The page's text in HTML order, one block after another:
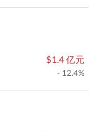
$1.4 亿元
- 12.4%